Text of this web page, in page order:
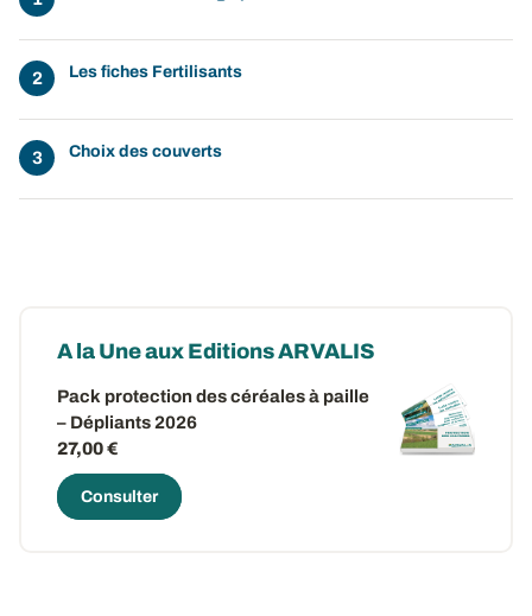
Les fiches Fertilisants
Choix des couverts
A la Une aux Editions ARVALIS
Pack protection des céréales à paille
– Dépliants 2026
27,00 €
Consulter